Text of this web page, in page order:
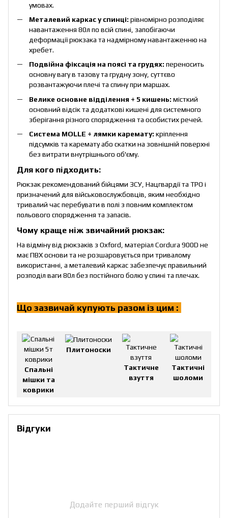
умовах.
Металевий каркас у спинці: рівномірно розподіляє
навантаження 80л по всій спині, запобігаючи
деформації рюкзака та надмірному навантаженню на
хребет.
Подвійна фіксація на поясі та грудях: переносить
основну вагу в тазову та грудну зону, суттєво
розвантажуючи плечі та спину при маршах.
Велике основне відділення + 5 кишень: місткий
основний відсік та додаткові кишені для системного
зберігання різного спорядження та особистих речей.
Система MOLLE + лямки каремату: кріплення
підсумків та каремату або скатки на зовнішній поверхні
без витрати внутрішнього об'єму.
Для кого підходить:
Рюкзак рекомендований бійцями ЗСУ, Нацгвардії та ТРО і
призначений для військовослужбовців, яким необхідно
тривалий час перебувати в полі з повним комплектом
польового спорядження та запасів.
Чому краще ніж звичайний рюкзак:
На відміну від рюкзаків з Oxford, матеріал Cordura 900D не
має ПВХ основи та не розшаровується при тривалому
використанні, а металевий каркас забезпечує правильний
розподіл ваги 80л без постійного болю у спині та плечах.
Що зазвичай купують разом із цим :
Спальні
мішки та
коврики
Плитоноски
Тактичне
взуття
Тактичні
шоломи
Відгуки
Додайте перший відгук